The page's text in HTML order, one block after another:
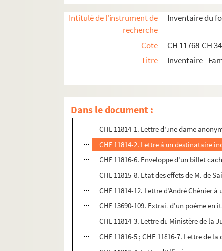
Intitulé de l'instrument de
recherche
Inventaire du
Cote
CH 11768-CH
Titre
Inventaire -
Dans le document :
Formation et carrière professionnelle
Correspondances des membres de la famille
Correspondance entre les membres de
Correspondance Constantin-Xavier
Correspondance de Madeleine de
Correspondance d'André de Chénier
CHE 11814-1. Lettre d'une dame
CHE 11814-2. Lettre à un destinataire
CHE 11816-6. Enveloppe d'un billet
CHE 11815-8. Etat des effets de M. de
CHE 11814-12. Lettre d'André Chénier
CHE 13690-109. Extrait d'un poème en
CHE 11814-3. Lettre du Ministère de la
CHE 11816-5 ; CHE 11816-7. Lettre de